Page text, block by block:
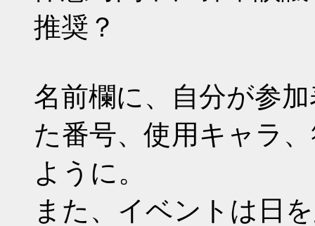
推奨？
名前欄に、自分が参
た番号、使用キャラ
ように。
また、イベントは日